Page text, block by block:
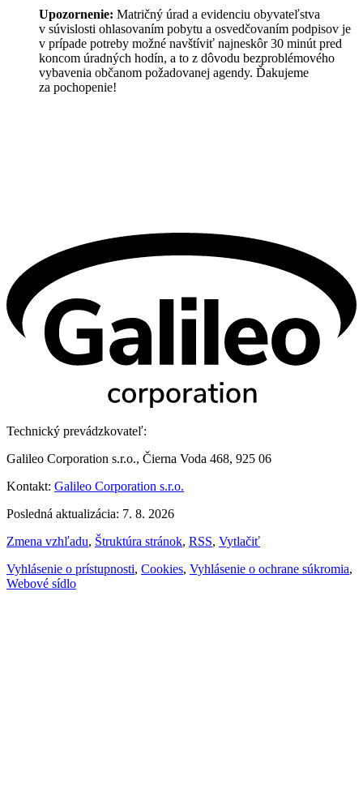
Upozornenie: Matričný úrad a evidenciu obyvateľstva
v súvislosti ohlasovaním pobytu a osvedčovaním podpisov je
v prípade potreby možné navštíviť najneskôr 30 minút pred
koncom úradných hodín, a to z dôvodu bezproblémového
vybavenia občanom požadovanej agendy. Ďakujeme
za pochopenie!
Technický prevádzkovateľ:
Galileo Corporation s.r.o., Čierna Voda 468, 925 06
Kontakt: Galileo Corporation s.r.o.
Posledná aktualizácia: 7. 8. 2026
Zmena vzhľadu, Štruktúra stránok, RSS, Vytlačiť
Vyhlásenie o prístupnosti, Cookies, Vyhlásenie o ochrane súkromia,
Webové sídlo